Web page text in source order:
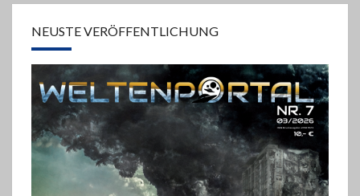
NEUSTE VERÖFFENTLICHUNG